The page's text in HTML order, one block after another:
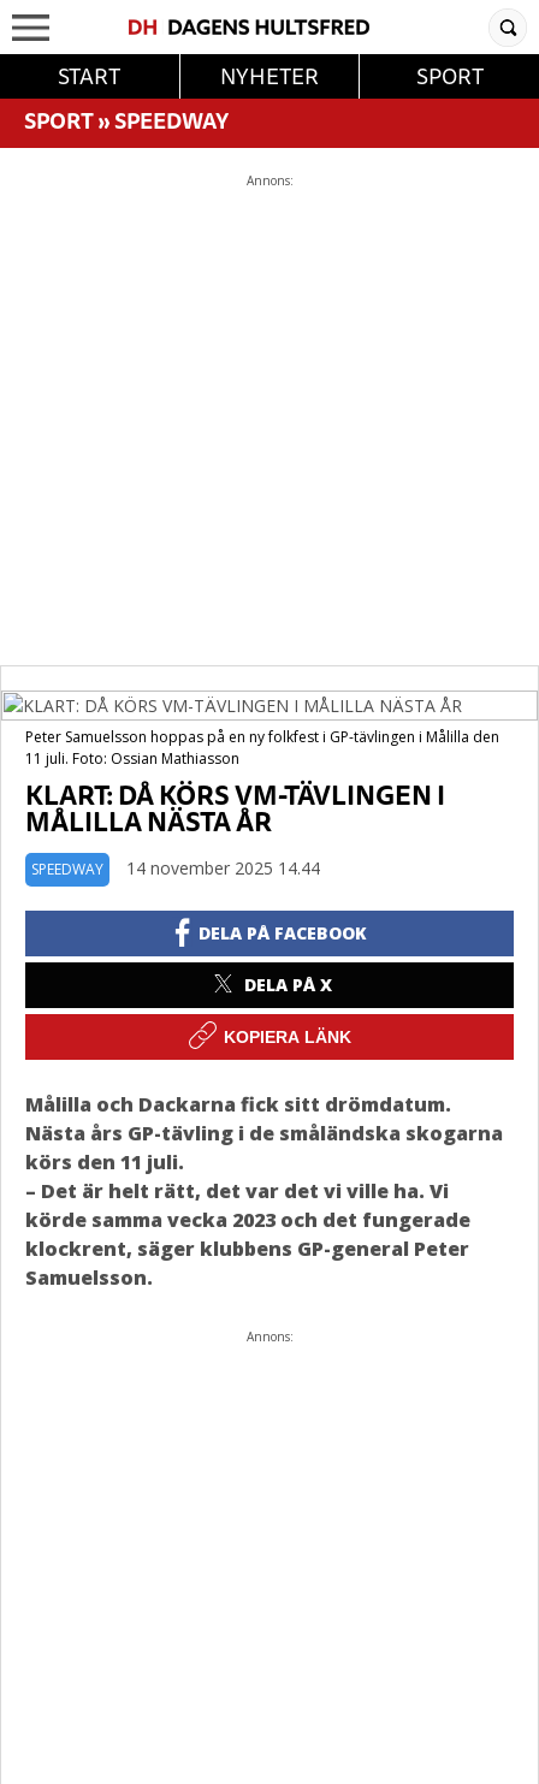
START NYHETER
SPORT
SPORT»SPEEDWAY
Annons:
Peter Samuelsson hoppas på en ny folkfest i GP-tävlingen i Målilla den
11 juli. Foto: Ossian Mathiasson
KLART: DÅ KÖRS VM-TÄVLINGEN I
MÅLILLA NÄSTA ÅR
SPEEDWAY 14 november 2025 14.44
DELA PÅ FACEBOOK
DELA PÅ X
KOPIERA LÄNK
Målilla och Dackarna fick sitt drömdatum.
Nästa års GP-tävling i de småländska skogarna
körs den 11 juli.
– Det är helt rätt, det var det vi ville ha. Vi
körde samma vecka 2023 och det fungerade
klockrent, säger klubbens GP-general Peter
Samuelsson.
Annons: